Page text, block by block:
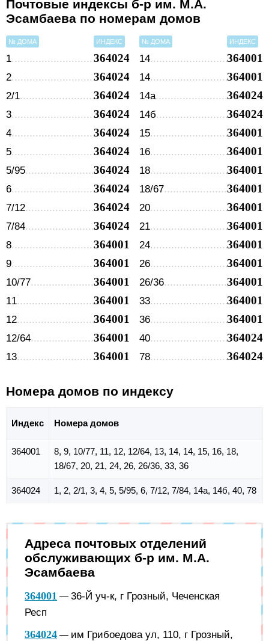
Почтовые индексы б-р им. М.А.
Эсамбаева по номерам домов
№ ДОМА ИНДЕКС
1 364024
2 364024
2/1 364024
3 364024
4 364024
5 364024
5/95 364024
6 364024
7/12 364024
7/84 364024
8 364001
9 364001
10/77 364001
11 364001
12 364001
12/64 364001
13 364001
№ ДОМА ИНДЕКС
14 364001
14 364001
14а 364024
14б 364024
15 364001
16 364001
18 364001
18/67 364001
20 364001
21 364001
24 364001
26 364001
26/36 364001
33 364001
36 364001
40 364024
78 364024
Номера домов по индексу
Индекс Номера домов
364001
8, 9, 10/77, 11, 12, 12/64, 13, 14, 14, 15, 16, 18,
18/67, 20, 21, 24, 26, 26/36, 33, 36
364024 1, 2, 2/1, 3, 4, 5, 5/95, 6, 7/12, 7/84, 14а, 14б, 40, 78
Адреса почтовых отделений
обслуживающих б-р им. М.А.
Эсамбаева
364001 — 36-Й уч-к, г Грозный, Чеченская
Респ
364024 — им Грибоедова ул, 110, г Грозный,